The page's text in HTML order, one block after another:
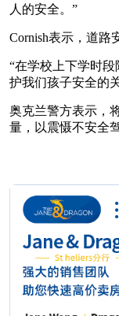
人的安全。”
Cornish表示，道路
“在学校上下学时
护我们孩子安全的
奥克兰警方表示，
量，以震慑不安全